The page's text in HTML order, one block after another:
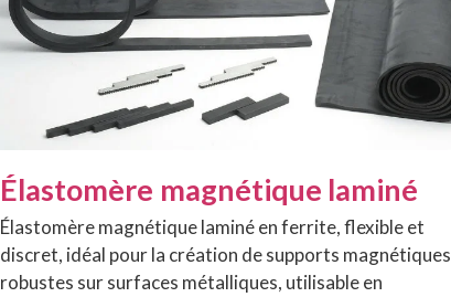
Élastomère magnétique laminé
Élastomère magnétique laminé en ferrite, flexible et
discret, idéal pour la création de supports magnétiques
robustes sur surfaces métalliques, utilisable en